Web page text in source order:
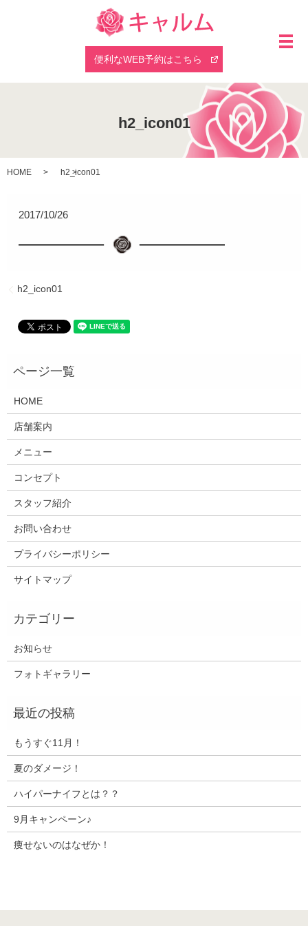
メ
便利なWEB予約はこちら
h2_icon01
HOME h2_icon01
2017/10/26
h2_icon01
HOME
店舗案内
メニュー
コンセプト
スタッフ紹介
お問い合わせ
プライバシーポリシー
サイトマップ
お知らせ
フォトギャラリー
もうすぐ11月！
夏のダメージ！
ハイパーナイフとは？？
9月キャンペーン♪
痩せないのはなぜか！